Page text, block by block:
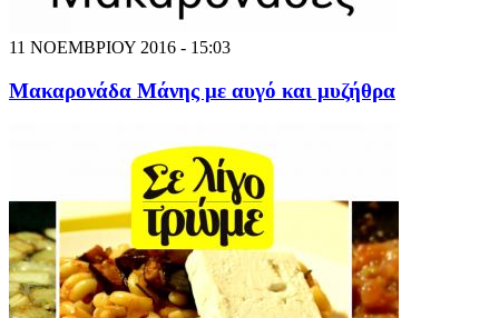
11 ΝΟΕΜΒΡΙΟΥ 2016 - 15:03
Μακαρονάδα Μάνης με αυγό και μυζήθρα